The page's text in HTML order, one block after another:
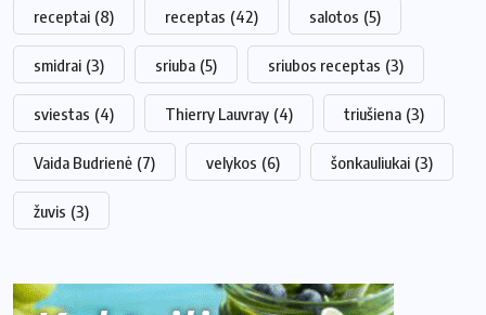
receptai (8) receptas (42) salotos (5)
smidrai (3) sriuba (5) sriubos receptas (3)
sviestas (4) Thierry Lauvray (4) triušiena (3)
Vaida Budrienė (7) velykos (6) šonkauliukai (3)
žuvis (3)